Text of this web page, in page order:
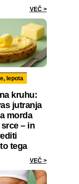
VEČ >
lepota
kruhu:
jutranja
morda
– in
tega
VEČ >